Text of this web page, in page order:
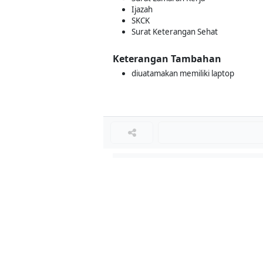
Ijazah
SKCK
Surat Keterangan Sehat
Keterangan Tambahan
diuatamakan memiliki laptop